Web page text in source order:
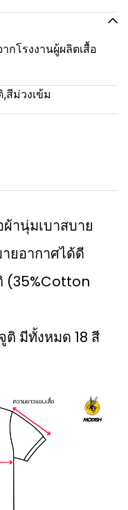
กโรงงานผู้ผลิตเสื้อ
,สีม่วงเข้ม
านุ่มเบาสบาย
ยอากาศได้ดี
(35%Cotton
ติ มีทั้งหมด 18 สี